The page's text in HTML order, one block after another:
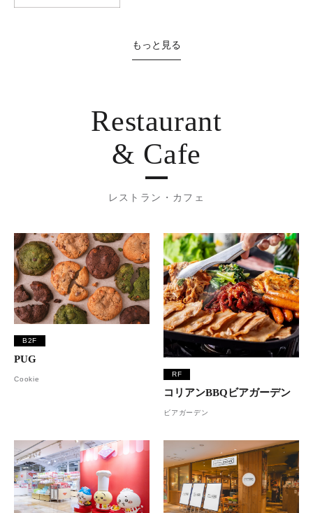
もっと見る
Restaurant
& Cafe
レストラン・カフェ
B2F
PUG
Cookie
RF
コリアンBBQビアガーデン
ビアガーデン